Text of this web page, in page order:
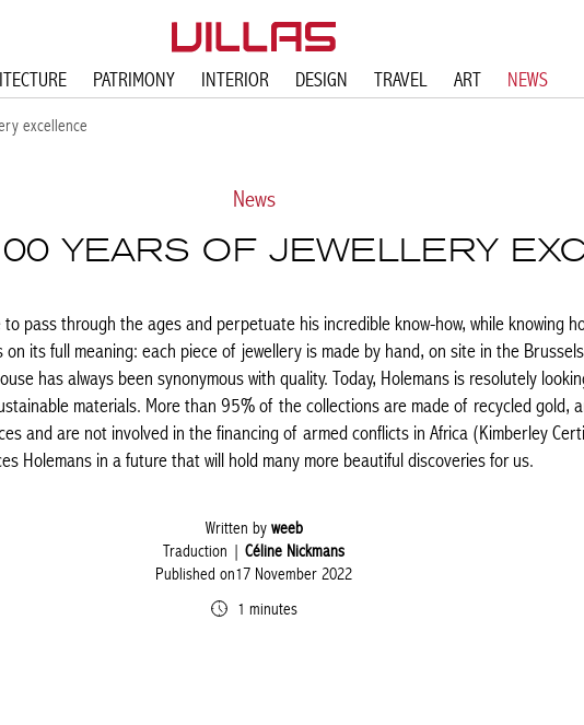
PATRIMONY INTERIOR DESIGN TRAVEL ART NEWS
excellence
News
YEARS OF JEWELLERY
pass through the ages and perpetuate his incredible know-how, while knowing
its full meaning: each piece of jewellery is made by hand, on site in the
has always been synonymous with quality. Today, Holemans is resolutely
materials. More than 95% of the collections are made of recycled gold,
and are not involved in the financing of armed conflicts in Africa (Kimberley
Holemans in a future that will hold many more beautiful discoveries for us.
Written by weeb
Traduction | Céline Nickmans
Published on17 November 2022
1 minutes